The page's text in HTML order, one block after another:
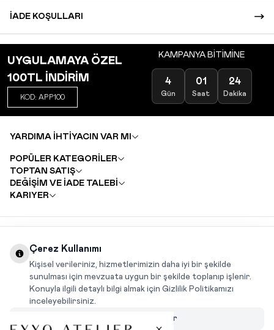
İADE KOŞULLARI
UYGULAMAYA ÖZEL
100TL İNDİRİM
KOD: APP100
KAMPANYA BİTİMİNE
4
Gün
01
Saat
24
Dakika
YARDIMA İHTİYACIN VAR MI
POPÜLER KATEGORİLER
TOPTAN SATIŞ
DEĞİŞİM VE İADE TALEBİ
KARIYER
Çerez Kullanımı
Kişisel verileriniz, hizmetlerimizin daha iyi bir şekilde
sunulması için mevzuata uygun bir şekilde toplanıp işlenir.
Konuyla ilgili detaylı bilgi almak için Gizlilik Politikamızı
inceleyebilirsiniz.
Çerezleri Özelleştir